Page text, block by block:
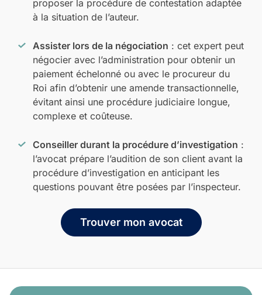
proposer la procédure de contestation adaptée
à la situation de l’auteur.
Assister lors de la négociation : cet expert peut
négocier avec l’administration pour obtenir un
paiement échelonné ou avec le procureur du
Roi afin d’obtenir une amende transactionnelle,
évitant ainsi une procédure judiciaire longue,
complexe et coûteuse.
Conseiller durant la procédure d’investigation :
l’avocat prépare l’audition de son client avant la
procédure d’investigation en anticipant les
questions pouvant être posées par l’inspecteur.
Trouver mon avocat